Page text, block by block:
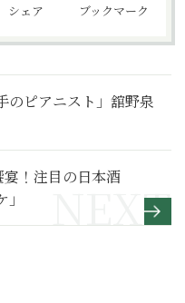
シェア ブックマーク
のピアニスト」舘野泉
！注目の日本酒